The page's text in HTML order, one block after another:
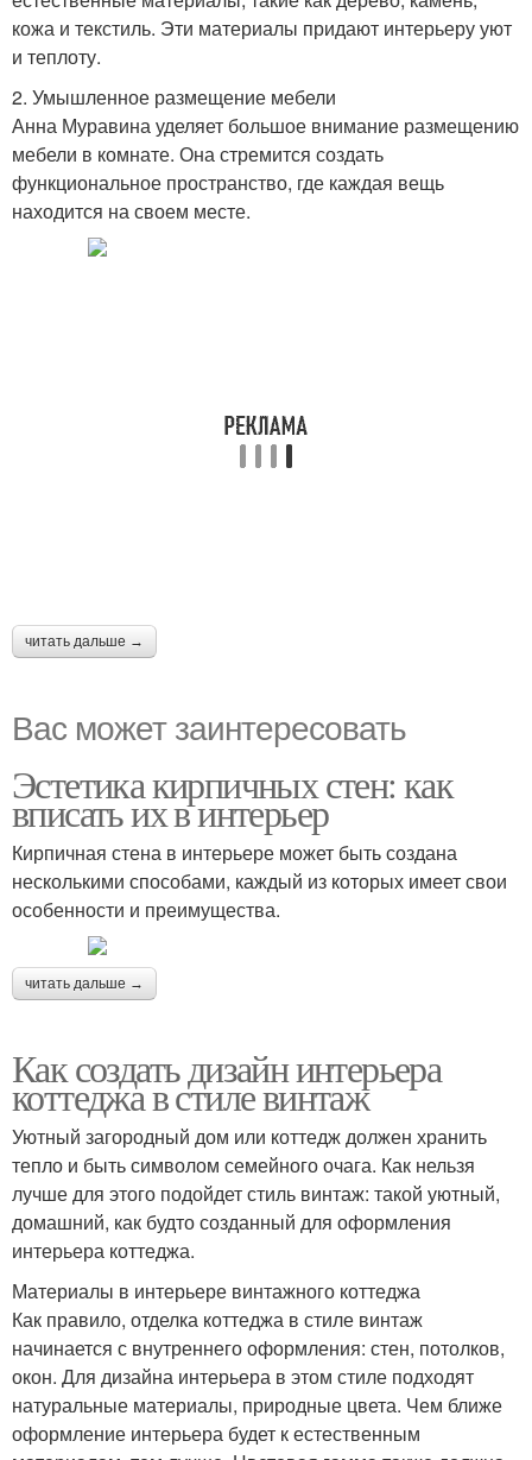
кожа и текстиль. Эти материалы придают интерьеру уют
и теплоту.
2. Умышленное размещение мебели
Анна Муравина уделяет большое внимание размещению
мебели в комнате. Она стремится создать
функциональное пространство, где каждая вещь
находится на своем месте.
читать дальше →
Вас может заинтересовать
Эстетика кирпичных стен: как
вписать их в интерьер
Кирпичная стена в интерьере может быть создана
несколькими способами, каждый из которых имеет свои
особенности и преимущества.
читать дальше →
Как создать дизайн интерьера
коттеджа в стиле винтаж
Уютный загородный дом или коттедж должен хранить
тепло и быть символом семейного очага. Как нельзя
лучше для этого подойдет стиль винтаж: такой уютный,
домашний, как будто созданный для оформления
интерьера коттеджа.
Материалы в интерьере винтажного коттеджа
Как правило, отделка коттеджа в стиле винтаж
начинается с внутреннего оформления: стен, потолков,
окон. Для дизайна интерьера в этом стиле подходят
натуральные материалы, природные цвета. Чем ближе
оформление интерьера будет к естественным